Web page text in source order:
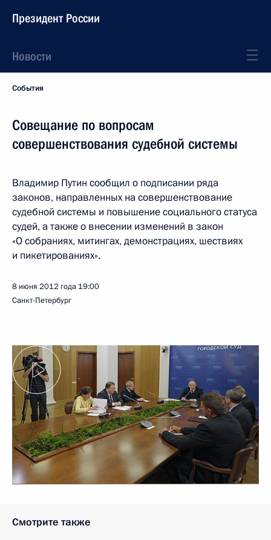
Президент России
Новости
События
Совещание по вопросам
совершенствования судебной системы
Владимир Путин сообщил о подписании ряда
законов, направленных на совершенствование
судебной системы и повышение социального статуса
судей, а также о внесении изменений в закон
«О собраниях, митингах, демонстрациях, шествиях
и пикетированиях».
8 июня 2012 года 19:00
Санкт-Петербург
Смотрите также